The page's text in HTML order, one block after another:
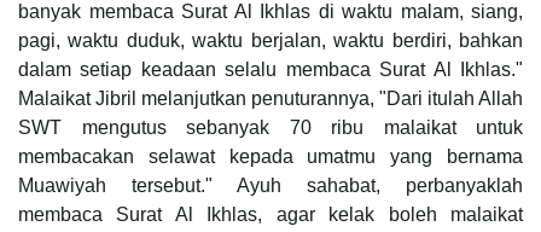
banyak membaca Surat Al Ikhlas di waktu malam, siang,
pagi, waktu duduk, waktu berjalan, waktu berdiri, bahkan
dalam setiap keadaan selalu membaca Surat Al Ikhlas."
Malaikat Jibril melanjutkan penuturannya, "Dari itulah Allah
SWT mengutus sebanyak 70 ribu malaikat untuk
membacakan selawat kepada umatmu yang bernama
Muawiyah tersebut." Ayuh sahabat, perbanyaklah
membaca Surat Al Ikhlas, agar kelak boleh malaikat